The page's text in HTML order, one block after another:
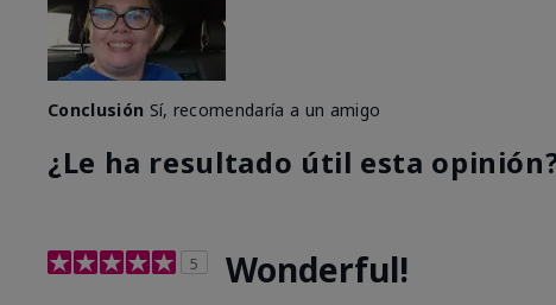
Conclusión Sí, recomendaría a un amigo
¿Le ha resultado útil esta
5 Wonderful!